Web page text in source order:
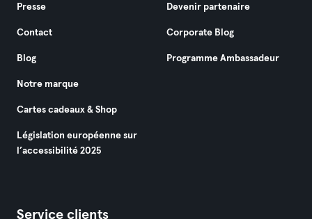
Presse
Contact
Blog
Notre marque
Cartes cadeaux & Shop
Législation européenne sur
l’accessibilité 2025
Devenir partenaire
Corporate Blog
Programme Ambassadeur
Service clients